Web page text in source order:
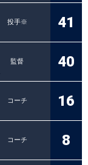
投手※
41
監督
40
コーチ
16
コーチ
8